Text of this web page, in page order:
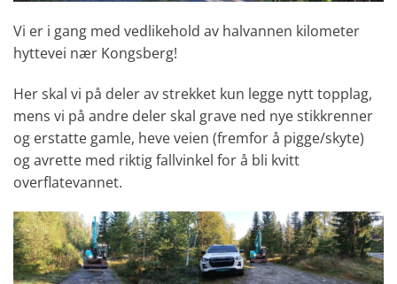
Vi er i gang med vedlikehold av halvannen kilometer
hyttevei nær Kongsberg!
Her skal vi på deler av strekket kun legge nytt topplag,
mens vi på andre deler skal grave ned nye stikkrenner
og erstatte gamle, heve veien (fremfor å pigge/skyte)
og avrette med riktig fallvinkel for å bli kvitt
overflatevannet.